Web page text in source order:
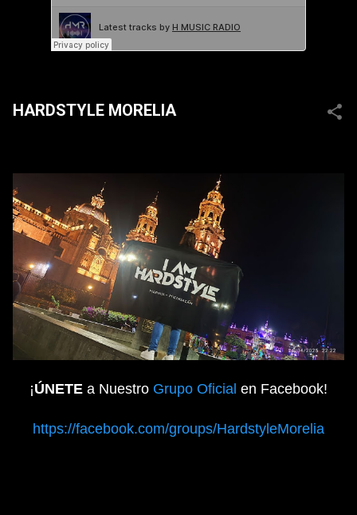
HARDSTYLE MORELIA
¡ÚNETE a Nuestro Grupo Oficial en Facebook!
https://facebook.com/groups/HardstyleMorelia